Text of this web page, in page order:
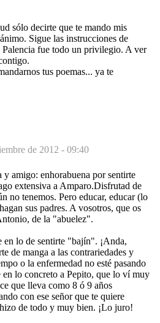
sólo decirte que te mando mis
Sigue las instrucciones de
Palencia fue todo un privilegio. A ver
tus poemas... ya te
de 2012 - 09:40
amigo: enhorabuena por sentirte
extensiva a Amparo.Disfrutad de
no tenemos. Pero educar, educar (lo
sus padres. A vosotros, que os
de la "abuelez".
lo de sentirte "bajín". ¡Anda,
de manga a las contrariedades y
o la enfermedad no esté pasando
lo concreto a Pepito, que lo ví muy
que lleva como 8 ó 9 años
con ese señor que te quiere
de todo y muy bien. ¡Lo juro!